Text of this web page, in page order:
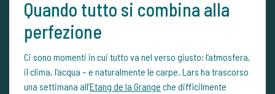
Quando tutto si combina alla
perfezione
Ci sono momenti in cui tutto va nel verso giusto: l’atmosfera,
il clima, l’acqua – e naturalmente le carpe. Lars ha trascorso
una settimana all’Etang de la Grange che difficilmente